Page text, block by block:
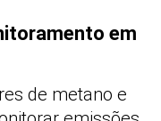
em
de metano e